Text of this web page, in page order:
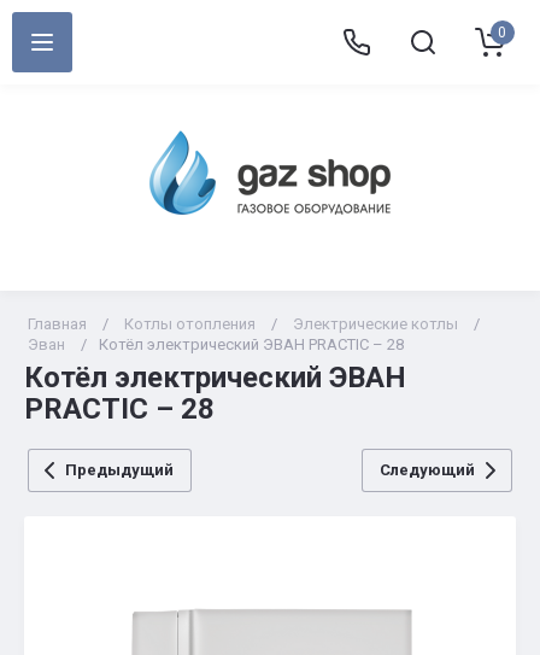
0
Главная / Котлы отопления / Электрические котлы
/
Эван
/ Котёл электрический ЭВАН PRACTIC – 28
Котёл электрический ЭВАН
PRACTIC – 28
Предыдущий Следующий